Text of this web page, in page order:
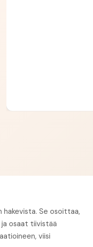
Se osoittaa,
osaat tiivistää
viisi